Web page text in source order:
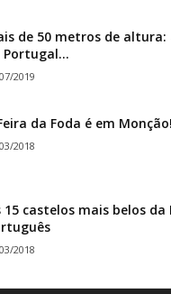
de 50 metros de
Portugal...
2019
da Foda é em Monção!
2018
15 castelos mais belos da
2018